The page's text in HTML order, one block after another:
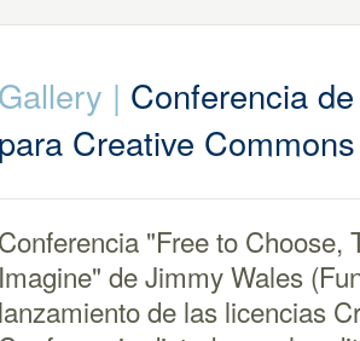
Gallery | Conferencia
para Creative
Conferencia "Free to Choose,
Imagine" de Jimmy Wales
lanzamiento de las licencias